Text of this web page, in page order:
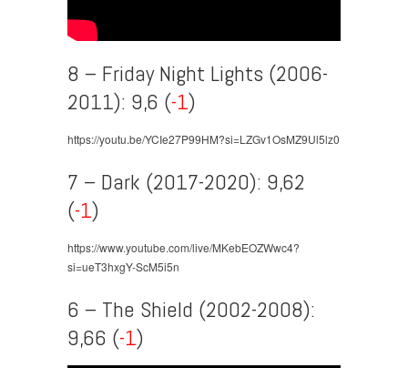
8 – Friday Night Lights (2006-
2011): 9,6 (-1)
https://youtu.be/YCIe27P99HM?si=LZGv1OsMZ9Ul5lz0
7 – Dark (2017-2020): 9,62
(-1)
https://www.youtube.com/live/MKebEOZWwc4?
si=ueT3hxgY-ScM5i5n
6 – The Shield (2002-2008):
9,66 (-1)